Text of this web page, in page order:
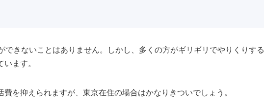
できないことはありません。しかし、多くの方がギリギリでやりくりする
ます。
を抑えられますが、東京在住の場合はかなりきついでしょう。